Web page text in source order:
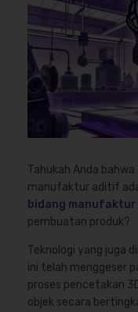
Tahukah Anda
manufaktur aditif
bidang manufaktur
pembuatan produk?
Teknologi yang juga
ini telah menggeser
proses pencetakan
objek secara